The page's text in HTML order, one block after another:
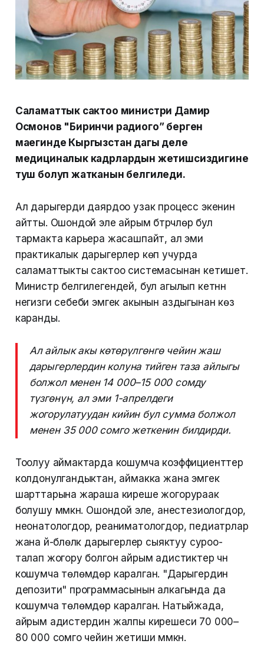
Саламаттык сактоо министри Дамир
Осмонов "Биринчи радиого” берген
маегинде Кыргызстан дагы деле
медициналык кадрлардын жетишсиздигине
туш болуп жатканын белгиледи.
Ал дарыгерди даярдоо узак процесс экенин
айтты. Ошондой эле айрым бүтүрүүчүлөр бул
тармакта карьера жасашпайт, ал эми
практикалык дарыгерлер көп учурда
саламаттыкты сактоо системасынан кетишет.
Министр белгилегендей, бул агылып кетүүнүн
негизги себеби эмгек акынын аздыгынан көз
каранды.
Ал айлык акы көтөрүлгөнгө чейин жаш
дарыгерлердин колуна тийген таза айлыгы
болжол менен 14 000–15 000 сомду
түзгөнүн, ал эми 1-апрелдеги
жогорулатуудан кийин бул сумма болжол
менен 35 000 сомго жеткенин билдирди.
Тоолуу аймактарда кошумча коэффициенттер
колдонулгандыктан, аймакка жана эмгек
шарттарына жараша киреше жогорураак
болушу мүмкүн. Ошондой эле, анестезиологдор,
неонатологдор, реаниматологдор, педиатрлар
жана үй-бүлөлүк дарыгерлер сыяктуу суроо-
талап жогору болгон айрым адистиктер үчүн
кошумча төлөмдөр каралган. "Дарыгердин
депозити" программасынын алкагында да
кошумча төлөмдөр каралган. Натыйжада,
айрым адистердин жалпы кирешеси 70 000–
80 000 сомго чейин жетиши мүмкүн.